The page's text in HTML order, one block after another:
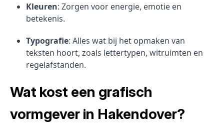
Kleuren: Zorgen voor energie, emotie en
betekenis.
Typografie: Alles wat bij het opmaken van
teksten hoort, zoals lettertypen, witruimten en
regelafstanden.
Wat kost een grafisch
vormgever in Hakendover?